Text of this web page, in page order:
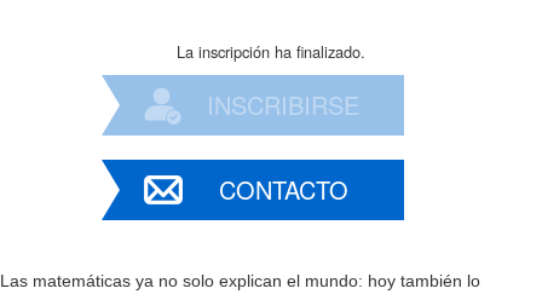
La inscripción ha finalizado.
INSCRIBIRSE
CONTACTO
Las matemáticas ya no solo explican el mundo: hoy también lo